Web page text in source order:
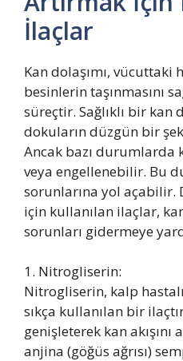
İlaçlar
Kan dolaşımı, vücuttaki
besinlerin taşınmasını
süreçtir. Sağlıklı bir kan
dokuların düzgün bir
Ancak bazı durumlarda
veya engellenebilir. Bu
sorunlarına yol açabilir.
için kullanılan ilaçlar,
sorunları gidermeye
1. Nitrogliserin:
Nitrogliserin, kalp
sıkça kullanılan bir
genişleterek kan akışını
anjina (göğüs ağrısı)